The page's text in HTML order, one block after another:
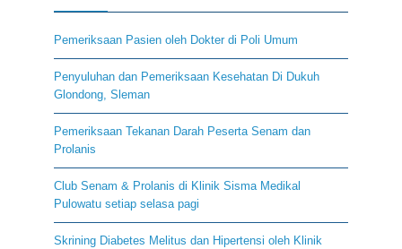
Pemeriksaan Pasien oleh Dokter di Poli Umum
Penyuluhan dan Pemeriksaan Kesehatan Di Dukuh
Glondong, Sleman
Pemeriksaan Tekanan Darah Peserta Senam dan
Prolanis
Club Senam & Prolanis di Klinik Sisma Medikal
Pulowatu setiap selasa pagi
Skrining Diabetes Melitus dan Hipertensi oleh Klinik